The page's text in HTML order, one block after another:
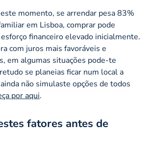
momento, se arrendar pesa 83%
em Lisboa, comprar pode
financeiro elevado inicialmente.
com juros mais favoráveis e
em algumas situações pode-te
se planeias ficar num local a
não simulaste opções de todos
por aqui.
fatores antes de